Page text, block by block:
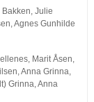
Bakken, Julie
Agnes Gunhilde
Marit Åsen,
Anna Grinna,
Grinna, Anna